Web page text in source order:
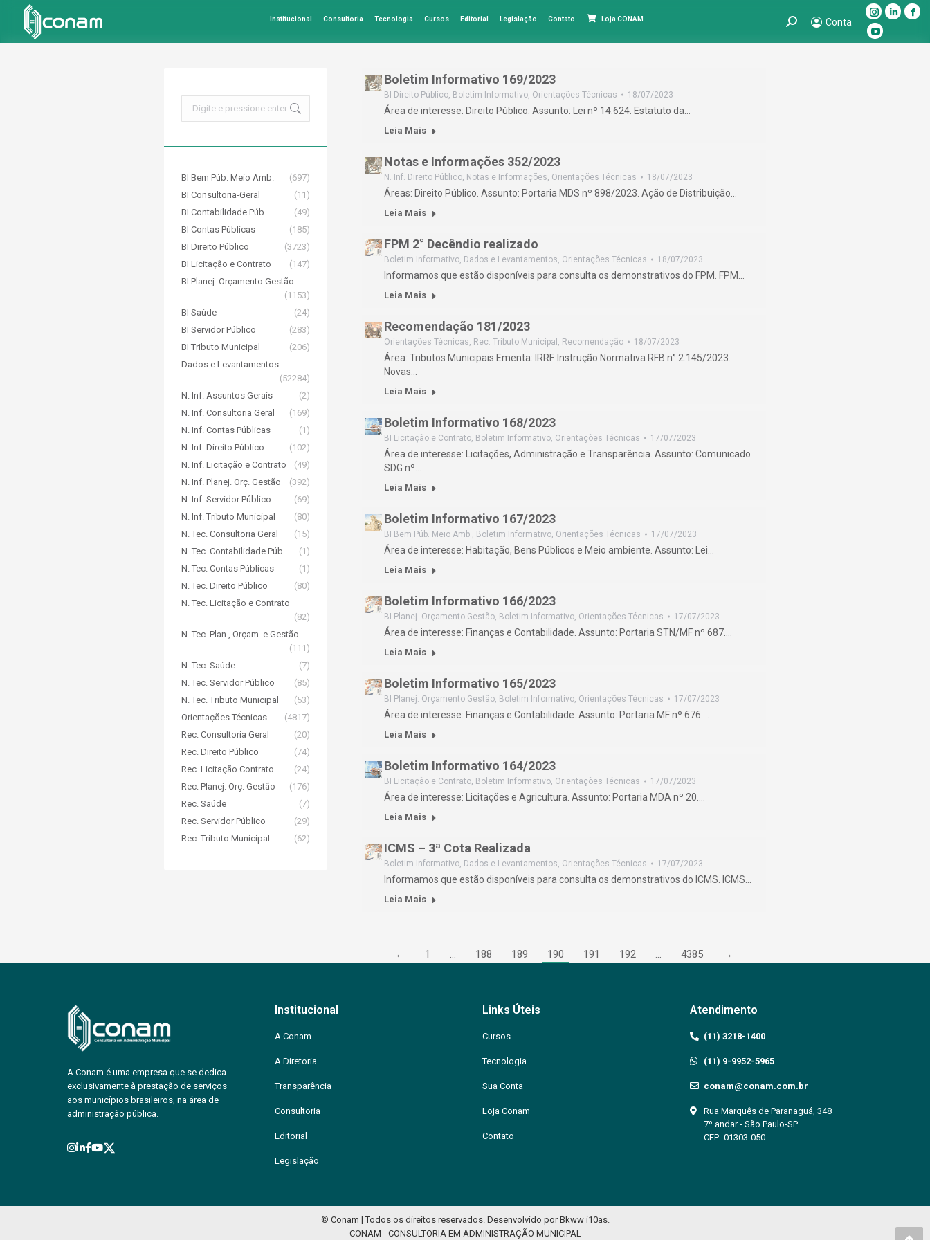
Institucional Consultoria Tecnologia Cursos Editorial Legislação Contato Loja CONAM Search: Conta
Instagram
page
Linkedin
YouTube
Boletim Informativo 169/2023
BI Direito Público, Boletim Informativo, Orientações Técnicas 18/07/2023
Área de interesse: Direito Público. Assunto: Lei nº 14.624. Estatuto da…
Leia Mais
Notas e Informações 352/2023
N. Inf. Direito Público, Notas e Informações, Orientações Técnicas 18/07/2023
Áreas: Direito Público. Assunto: Portaria MDS nº 898/2023. Ação de Distribuição…
Leia Mais
FPM 2° Decêndio realizado
Boletim Informativo, Dados e Levantamentos, Orientações Técnicas 18/07/2023
Informamos que estão disponíveis para consulta os demonstrativos do FPM. FPM…
Leia Mais
Recomendação 181/2023
Orientações Técnicas, Rec. Tributo Municipal , Recomendação 18/07/2023
Área: Tributos Municipais Ementa: IRRF. Instrução Normativa RFB n° 2.145/2023.
Novas…
Leia Mais
Boletim Informativo 168/2023
BI Licitação e Contrato, Boletim Informativo, Orientações Técnicas 17/07/2023
Área de interesse: Licitações, Administração e Transparência. Assunto: Comunicado
SDG nº…
Leia Mais
Boletim Informativo 167/2023
BI Bem Púb. Meio Amb., Boletim Informativo, Orientações Técnicas 17/07/2023
Área de interesse: Habitação, Bens Públicos e Meio ambiente. Assunto: Lei…
Leia Mais
Boletim Informativo 166/2023
BI Planej. Orçamento Gestão, Boletim Informativo, Orientações Técnicas 17/07/2023
Área de interesse: Finanças e Contabilidade. Assunto: Portaria STN/MF nº 687.…
Leia Mais
Boletim Informativo 165/2023
BI Planej. Orçamento Gestão, Boletim Informativo, Orientações Técnicas 17/07/2023
Área de interesse: Finanças e Contabilidade. Assunto: Portaria MF nº 676.…
Leia Mais
Boletim Informativo 164/2023
BI Licitação e Contrato, Boletim Informativo, Orientações Técnicas 17/07/2023
Área de interesse: Licitações e Agricultura. Assunto: Portaria MDA nº 20.…
Leia Mais
ICMS – 3ª Cota Realizada
Boletim Informativo, Dados e Levantamentos, Orientações Técnicas 17/07/2023
Informamos que estão disponíveis para consulta os demonstrativos do ICMS. ICMS…
Leia Mais
← 1 … 188 189 190 191 192 … 4385 →
BI Bem Púb. Meio Amb.
(697)
BI Consultoria-Geral
(11)
BI Contabilidade Púb.
(49)
BI Contas Públicas
(185)
BI Direito Público
(3723)
BI Licitação e Contrato
(147)
BI Planej. Orçamento Gestão
(1153)
BI Saúde
(24)
BI Servidor Público
(283)
BI Tributo Municipal
(206)
Dados e Levantamentos
(52284)
N. Inf. Assuntos Gerais
(2)
N. Inf. Consultoria Geral
(169)
N. Inf. Contas Públicas
(1)
N. Inf. Direito Público
(102)
N. Inf. Licitação e Contrato
(49)
N. Inf. Planej. Orç. Gestão
(392)
N. Inf. Servidor Público
(69)
N. Inf. Tributo Municipal
(80)
N. Tec. Consultoria Geral
(15)
N. Tec. Contabilidade Púb.
(1)
N. Tec. Contas Públicas
(1)
N. Tec. Direito Público
(80)
N. Tec. Licitação e Contrato
(82)
N. Tec. Plan., Orçam. e Gestão
(111)
N. Tec. Saúde
(7)
N. Tec. Servidor Público
(85)
N. Tec. Tributo Municipal
(53)
Orientações Técnicas
(4817)
Rec. Consultoria Geral
(20)
Rec. Direito Público
(74)
Rec. Licitação Contrato
(24)
Rec. Planej. Orç. Gestão
(176)
Rec. Saúde
(7)
Rec. Servidor Público
(29)
Rec. Tributo Municipal
(62)
A Conam é uma empresa que se dedica
exclusivamente à prestação de serviços
aos municípios brasileiros, na área de
administração pública.
Institucional
A Conam
A Diretoria
Transparência
Consultoria
Editorial
Legislação
Links Úteis
Cursos
Tecnologia
Sua Conta
Loja Conam
Contato
Atendimento
(11) 3218-1400
(11) 9-9952-5965
conam@conam.com.br
Rua Marquês de Paranaguá, 348
7º andar - São Paulo-SP
CEP.: 01303-050
© Conam | Todos os direitos reservados. Desenvolvido porBkww i10as.
CONAM - CONSULTORIA EM ADMINISTRAÇÃO MUNICIPAL